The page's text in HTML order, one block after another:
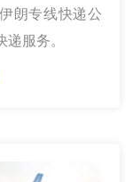
朗专线快递公
服务。